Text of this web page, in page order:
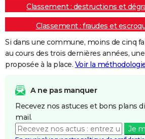
Classement : destructions et
Classement : fraudes et
Si dans une commune, moins de cinq
au cours des trois dernières années,
proposée à la place. Voir la
A ne pas manquer
Recevez nos astuces et bons plans
mail.
Je